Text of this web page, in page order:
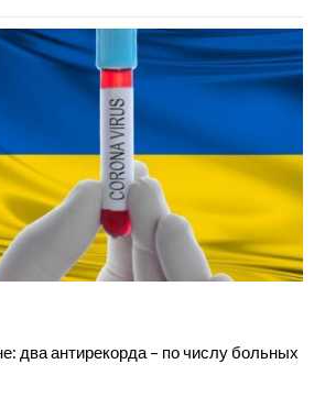
два антирекорда – по числу больных